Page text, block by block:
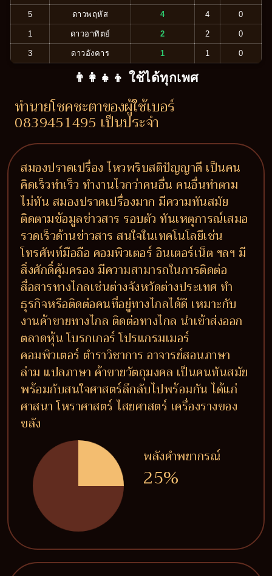
5 ดาวพฤหัส 4 4 0
1 ดาวอาทิตย์ 2 2 0
3 ดาวอังคาร 1 1 0
👨‍👩‍👧‍👦 ใช้ได้ทุกเพศ
ทำนายโชคชะตาของผู้ใช้เบอร์
0839451495 เป็นประจำ
สมองปราดเปรื่อง ไหวพริบสติปัญญาดี เป็นคน
คิดเร็วทำเร็ว ทำงานไวกว่าคนอื่น คนอื่นทำตาม
ไม่ทัน สมองปราดเปรื่องมาก มีความทันสมัย
ติดตามข้อมูลข่าวสาร รอบตัว ทันเหตุการณ์เสมอ
รวดเร็วด้านข่าวสาร สนใจในเทคโนโลยีเช่น
โทรศัพท์มือถือ คอมพิวเตอร์ อินเตอร์เน็ต ฯลฯ มี
สิ่งศักดิ์คุ้มครอง มีความสามารถในการติดต่อ
สื่อสารทางไกลเช่นต่างจังหวัดต่างประเทศ ทำ
ธุรกิจหรือติดต่อคนที่อยู่ทางไกลได้ดี เหมาะกับ
งานค้าขายทางไกล ติดต่อทางไกล นำเข้าส่งออก
ตลาดหุ้น โบรกเกอร์ โปรแกรมเมอร์
คอมพิวเตอร์ ตำราวิชาการ อาจารย์สอนภาษา
ล่าม แปลภาษา ค้าขายวัตถุมงคล เป็นคนทันสมัย
พร้อมกับสนใจศาสตร์ลึกลับไปพร้อมกัน ได้แก่
ศาสนา โหราศาสตร์ ไสยศาสตร์ เครื่องรางของ
ขลัง
พลังคำพยากรณ์
25%